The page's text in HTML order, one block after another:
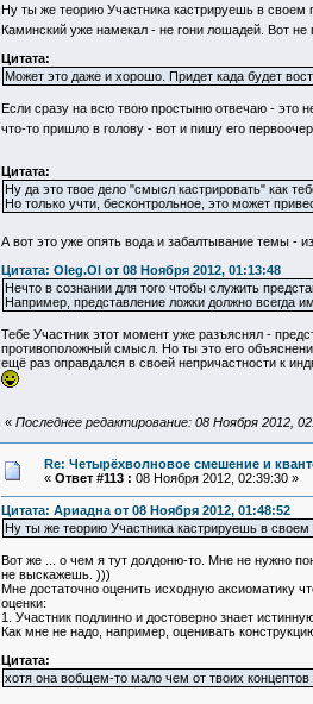
Ну ты же теорию Участника кастрируешь в своем
Каминский уже намекал - не гони лошадей. Вот
Цитата:
Может это даже и хорошо. Придет када будет
Если сразу на всю твою простыню отвечаю - это
что-то пришло в голову - вот и пишу его
Цитата:
Ну да это твое дело "смысл кастрировать" как
Но только учти, бесконтрольное, это может
А вот это уже опять вода и забалтывание темы -
Цитата: Oleg.Ol от 08 Ноября 2012, 01:13:48
Нечто в сознании для того чтобы служить
Например, представление ложки должно всегда
Тебе Участник этот момент уже разъяснял -
противоположный смысл. Но ты это его
ещё раз оправдался в своей непричастности к
« Последнее редактирование: 08 Ноября 2012,
Re: Четырёхволновое смешение и
« Ответ #113 : 08 Ноября 2012, 02:39:30 »
Цитата: Ариадна от 08 Ноября 2012, 01:48:52
Ну ты же теорию Участника кастрируешь в
Вот же ... о чем я тут долдоню-то. Мне не нужно
не выскажешь. )))
Мне достаточно оценить исходную аксиоматику
оценки:
1. Участник подлинно и достоверно знает
Как мне не надо, например, оценивать
Цитата:
хотя она вобщем-то мало чем от твоих концептов